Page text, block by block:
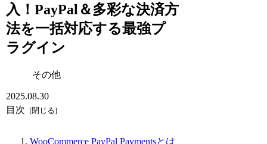
入！PayPal＆多彩な決済方
法を一括対応する最強プ
ラグイン
その他
2025.08.30
目次
WooCommerce PayPal Paymentsとは